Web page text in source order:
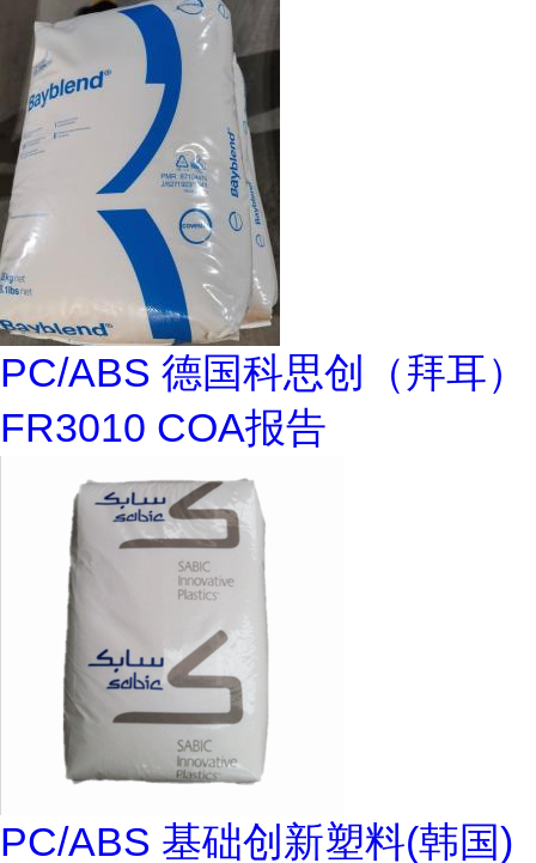
PC/ABS 德国科思创（拜耳）
FR3010 COA报告
PC/ABS 基础创新塑料(韩国)